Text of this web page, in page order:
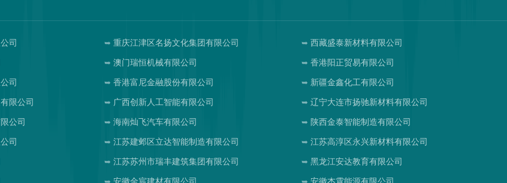
司 重庆江津区名扬文化集团有限公司 西藏盛泰新材料有限公司
澳门瑞恒机械有限公司 香港阳正贸易有限公司
司 香港富尼金融股份有限公司 新疆金鑫化工有限公司
限公司 广西创新人工智能有限公司 辽宁大连市扬驰新材料有限公司
公司 海南灿飞汽车有限公司 陕西金泰智能制造有限公司
司 江苏建邺区立达智能制造有限公司 江苏高淳区永兴新材料有限公司
江苏苏州市瑞丰建筑集团有限公司 黑龙江安达教育有限公司